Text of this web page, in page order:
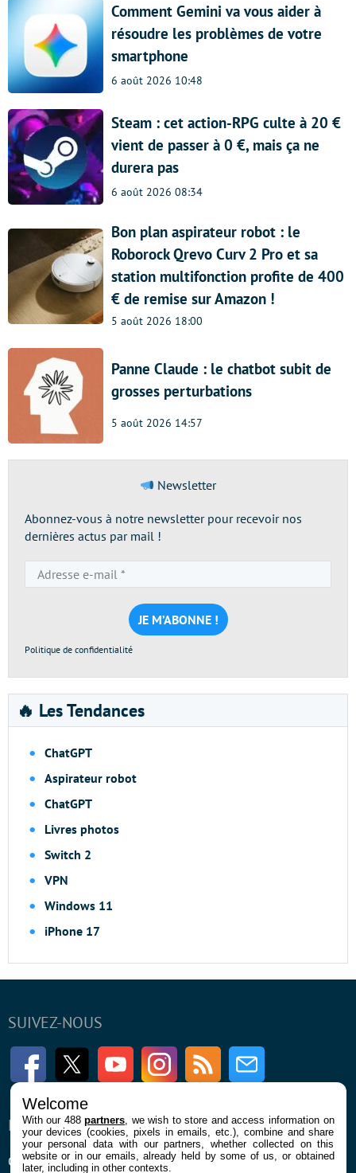
Comment Gemini va vous aider à
résoudre les problèmes de votre
smartphone
6 août 2026 10:48
Steam : cet action-RPG culte à 20 €
vient de passer à 0 €, mais ça ne
durera pas
6 août 2026 08:34
Bon plan aspirateur robot : le
Roborock Qrevo Curv 2 Pro et sa
station multifonction profite de 400
€ de remise sur Amazon !
5 août 2026 18:00
Panne Claude : le chatbot subit de
grosses perturbations
5 août 2026 14:57
Newsletter
Abonnez-vous à notre newsletter pour recevoir nos
dernières actus par mail !
e-
mail
*
Politique de confidentialité
🔥 Les Tendances
ChatGPT
Aspirateur robot
ChatGPT
Livres photos
Switch 2
VPN
Windows 11
iPhone 17
SUIVEZ-NOUS
FacebookTwitter Youtube InstagramRSS Newsletter
ENTREPRISE
Qui sommes nous
À PROPOS
La rédaction
Welcome
With our 488partners , we wish to store and access information on
your devices (cookies, pixels in emails, etc.), combine and share
your personal data with our partners, whether collected on this
website or in our emails, already held by some of us, or obtained
later, including in other contexts.